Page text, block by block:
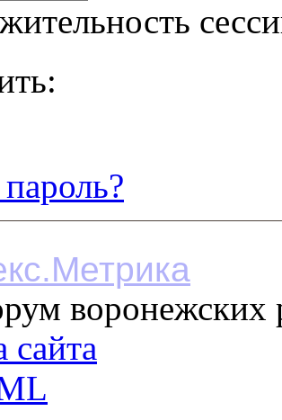
воронежских
сайта